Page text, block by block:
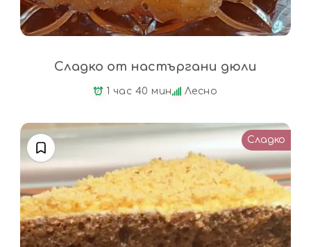
Сладко от настъргани дюли
1 час 40 мин Лесно
Сладко